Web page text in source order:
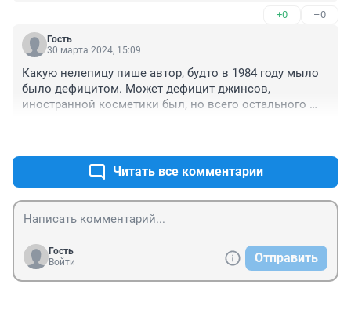
+0 –0
Гость
30 марта 2024, 15:09
Какую нелепицу пише автор, будто в 1984 году мыло
было дефицитом. Может дефицит джинсов,
иностранной косметики был, но всего остального
Читать все комментарии
Гость
Войти
Отправить